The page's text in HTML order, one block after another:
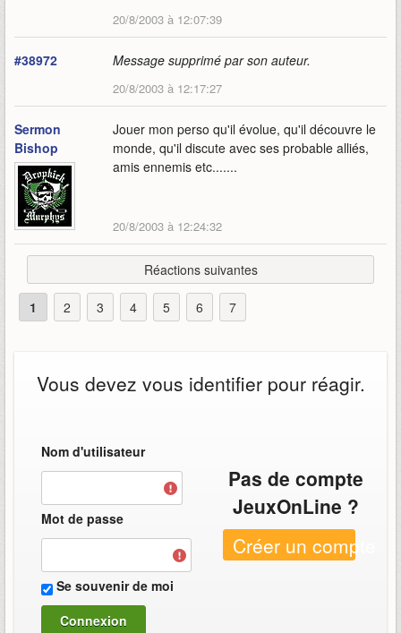
20/8/2003 à 12:07:39
#38972 Message supprimé par son auteur.
20/8/2003 à 12:17:27
Sermon
Bishop
Jouer mon perso qu'il évolue, qu'il découvre le
monde, qu'il discute avec ses probable alliés,
amis ennemis etc.......
20/8/2003 à 12:24:32
Réactions suivantes
1 2 3 4 5 6 7
Vous devez vous identifier pour réagir.
Nom d'utilisateur
Mot de passe
Se souvenir de moi
Pas de compte
JeuxOnLine ?
Créer un compte